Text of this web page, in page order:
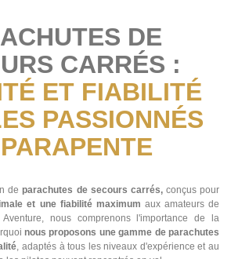
DE
CARRÉS :
ET FIABILITÉ
PASSIONNÉS
deparachutes de secours carrés,conçus pour
et une fiabilité maximum aux amateurs de
nous comprenons l'importance de la
nous proposons une gamme de parachutes
, adaptés à tous les niveaux d'expérience et au